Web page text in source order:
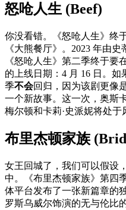
怒呛人生 (Beef)
你没看错。《怒呛人生》
《大熊餐厅》。2023 年由
《怒呛人生》第二季终于要
的上线日期：4 月 16 日。
季不会回归，因为该剧更像
一个新故事。这一次，奥斯
梅尔顿和卡莉·史派妮将处于
布里杰顿家族
女王回城了，我们可以假设
中。《布里杰顿家族》第四
体平台发布了一张新篇章的
罗斯乌威尔饰演的无与伦比